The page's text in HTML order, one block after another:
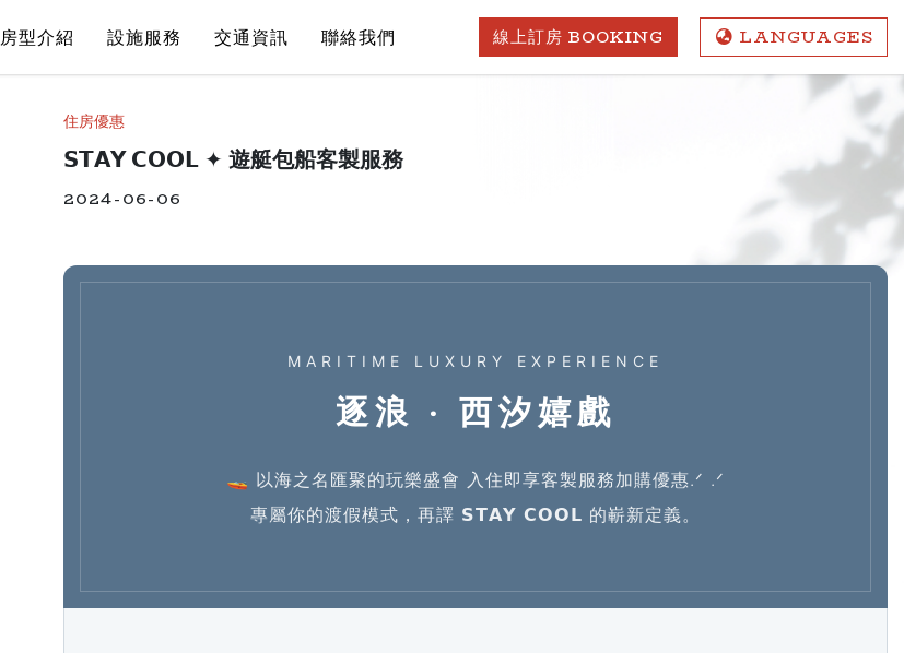
房型介紹 設施服務 交通資訊 聯絡我們 線上訂房 BOOKING LANGUAGES
住房優惠
𝗦𝗧𝗔𝗬 𝗖𝗢𝗢𝗟 ✦ 遊艇包船客製服務
2024-06-06
MARITIME LUXURY EXPERIENCE
逐浪 ‧ 西汐嬉戲
🚤 以海之名匯聚的玩樂盛會 入住即享客製服務加購優惠.ᐟ .ᐟ
專屬你的渡假模式，再譯 𝗦𝗧𝗔𝗬 𝗖𝗢𝗢𝗟 的嶄新定義。